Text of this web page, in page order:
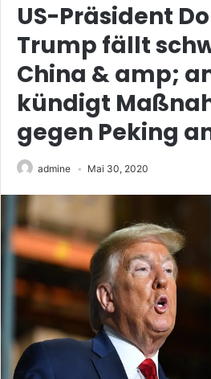
US-Präsident
Trump fällt
China & amp;
kündigt
gegen Peking
admine Mai 30, 2020